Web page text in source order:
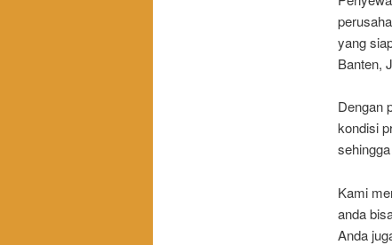
yang
Banten,
Dengan
kondisi
Kami
anda
Anda